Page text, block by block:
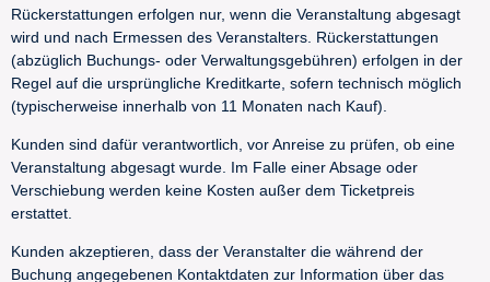
Rückerstattungen erfolgen nur, wenn die Veranstaltung abgesagt
wird und nach Ermessen des Veranstalters. Rückerstattungen
(abzüglich Buchungs- oder Verwaltungsgebühren) erfolgen in der
Regel auf die ursprüngliche Kreditkarte, sofern technisch möglich
(typischerweise innerhalb von 11 Monaten nach Kauf).
Kunden sind dafür verantwortlich, vor Anreise zu prüfen, ob eine
Veranstaltung abgesagt wurde. Im Falle einer Absage oder
Verschiebung werden keine Kosten außer dem Ticketpreis
erstattet.
Kunden akzeptieren, dass der Veranstalter die während der
Buchung angegebenen Kontaktdaten zur Information über das